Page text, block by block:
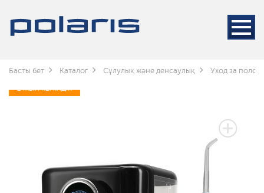
Басты бет Каталог Сұлулық және денсаулық Уход за
2 ЖЫЛ КЕПІЛДІК